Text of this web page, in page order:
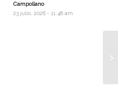
Campollano
23 julio, 2026 - 11:48 am